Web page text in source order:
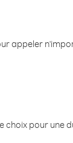
appeler
pour une